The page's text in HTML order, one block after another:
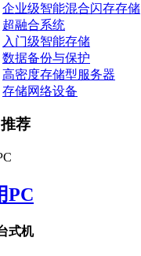
企业级智能混合闪存存储
超融合系统
入门级智能存储
数据备份与保护
高密度存储型服务器
存储网络设备
荐
PC
式机